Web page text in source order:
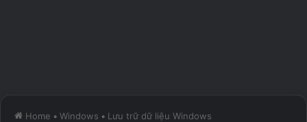
Home • Windows • Lưu trữ dữ liệu Windows